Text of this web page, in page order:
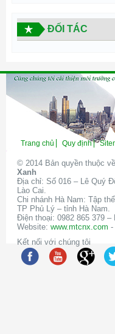
ĐỐI TÁC
Trang chủ Quy định
© 2014 Bản quyền thuộc về
Xanh
Địa chỉ: Số 016 – Lê Quý
Lào Cai.
Chi nhánh Hà Nam: Tập
TP Phủ Lý – tỉnh Hà Nam.
Điện thoại: 0982 865 379 –
Website: www.mtcnx.com -
Kết nối với chúng tôi